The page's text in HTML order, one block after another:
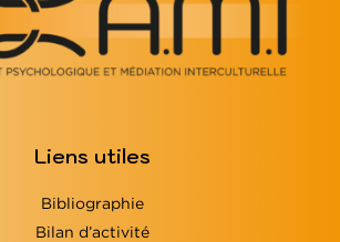
Liens utiles
Bibliographie
Bilan d’activité